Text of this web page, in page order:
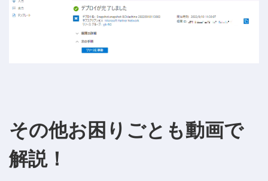
その他お困りごとも動画で
解説！